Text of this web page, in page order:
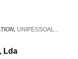
UNIPESSOAL...
Lda